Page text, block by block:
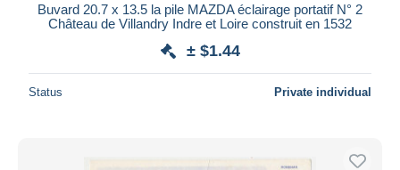
Buvard 20.7 x 13.5 la pile MAZDA éclairage portatif N° 2
Château de Villandry Indre et Loire construit en 1532
± $1.44
Status Private individual